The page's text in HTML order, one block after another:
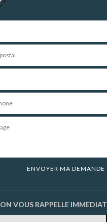
ON VOUS RAPPELLE